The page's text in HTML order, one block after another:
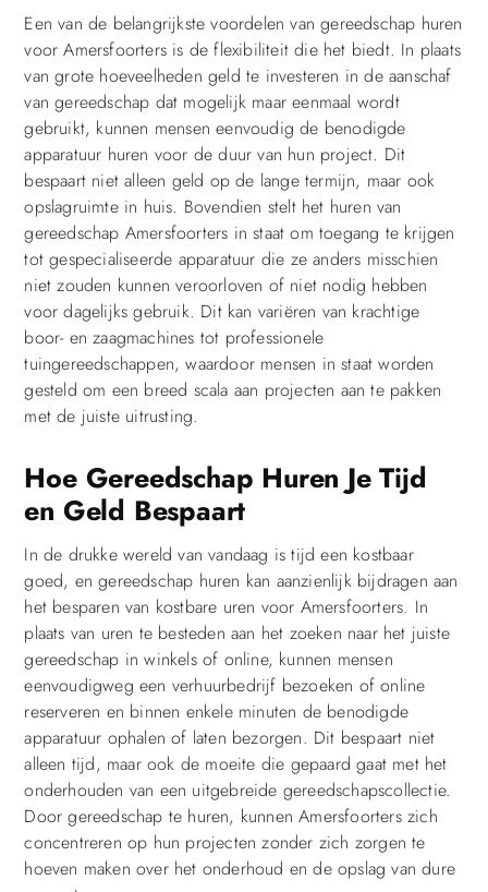
Een van de belangrijkste voordelen van gereedschap huren
voor Amersfoorters is de flexibiliteit die het biedt. In plaats
van grote hoeveelheden geld te investeren in de aanschaf
van gereedschap dat mogelijk maar eenmaal wordt
gebruikt, kunnen mensen eenvoudig de benodigde
apparatuur huren voor de duur van hun project. Dit
bespaart niet alleen geld op de lange termijn, maar ook
opslagruimte in huis. Bovendien stelt het huren van
gereedschap Amersfoorters in staat om toegang te krijgen
tot gespecialiseerde apparatuur die ze anders misschien
niet zouden kunnen veroorloven of niet nodig hebben
voor dagelijks gebruik. Dit kan variëren van krachtige
boor- en zaagmachines tot professionele
tuingereedschappen, waardoor mensen in staat worden
gesteld om een breed scala aan projecten aan te pakken
met de juiste uitrusting.
Hoe Gereedschap Huren Je Tijd
en Geld Bespaart
In de drukke wereld van vandaag is tijd een kostbaar
goed, en gereedschap huren kan aanzienlijk bijdragen aan
het besparen van kostbare uren voor Amersfoorters. In
plaats van uren te besteden aan het zoeken naar het juiste
gereedschap in winkels of online, kunnen mensen
eenvoudigweg een verhuurbedrijf bezoeken of online
reserveren en binnen enkele minuten de benodigde
apparatuur ophalen of laten bezorgen. Dit bespaart niet
alleen tijd, maar ook de moeite die gepaard gaat met het
onderhouden van een uitgebreide gereedschapscollectie.
Door gereedschap te huren, kunnen Amersfoorters zich
concentreren op hun projecten zonder zich zorgen te
hoeven maken over het onderhoud en de opslag van dure